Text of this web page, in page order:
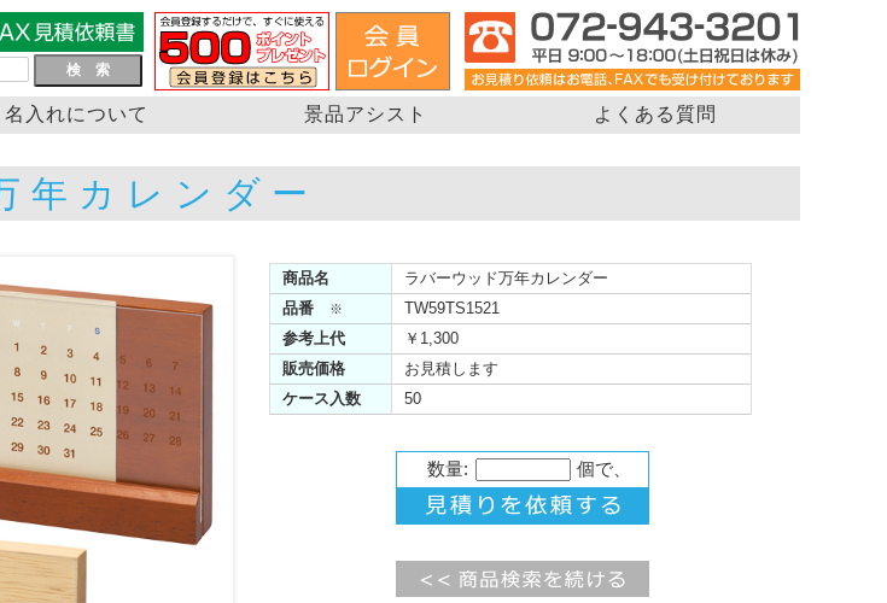
名入れについて 景品アシスト よくある質問
年カレンダー
商品名
ラバーウッド万年カレンダー
品番
※
TW59TS1521
参考上代
￥1,300
販売価格
お見積します
ケース入数
50
数量: 個で、